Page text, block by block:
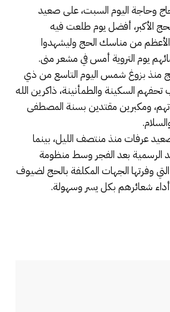
وحاجة اليوم السبت، على صعيد
الأكبر، أفضل يوم طلعت فيه
من مناسك الحج وليشهدوا
يوم التروية أمس في مشعر منى.
منذ بزوغ شمس اليوم التاسع من ذي
السكينة والطمأنينة، ذاكرين الله
ومكبرين مقتدين بسنة المصطفى
عرفات منذ منتصف الليل، بينما
الرسمية بعد الفجر وسط منظومة
وفرتها الجهات المكلفة بالحج لضيوف
شعائرهم بكل يسر وسهولة.